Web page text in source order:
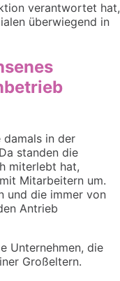
verantwortet hat,
überwiegend in
damals in der
standen die
miterlebt hat,
Mitarbeitern um.
und die immer von
Antrieb
Unternehmen, die
Großeltern.